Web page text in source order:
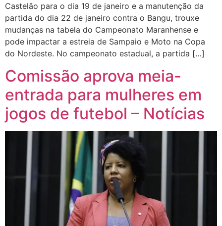
Castelão para o dia 19 de janeiro e a manutenção da
partida do dia 22 de janeiro contra o Bangu, trouxe
mudanças na tabela do Campeonato Maranhense e
pode impactar a estreia de Sampaio e Moto na Copa
do Nordeste. No campeonato estadual, a partida […]
Comissão aprova meia-
entrada para mulheres em
jogos de futebol – Notícias